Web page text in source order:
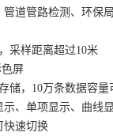
道管路检测、环保
采样距离超过10米
色屏
储，10万条数据容量
、单项显示、曲线
快速切换